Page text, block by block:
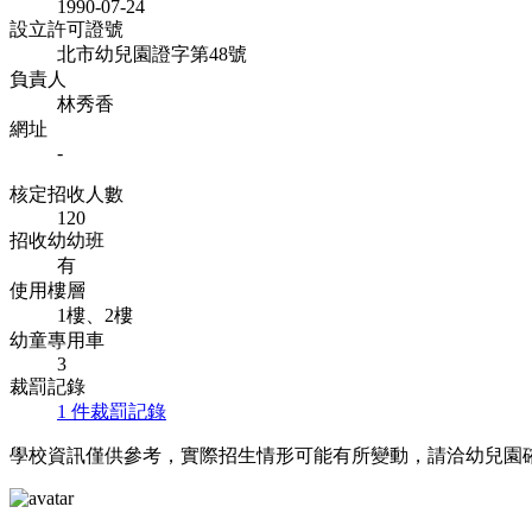
1990-07-24
設立許可證號
北市幼兒園證字第48號
負責人
林秀香
網址
-
核定招收人數
120
招收幼幼班
有
使用樓層
1樓、2樓
幼童專用車
3
裁罰記錄
1 件裁罰記錄
學校資訊僅供參考，實際招生情形可能有所變動，請洽幼兒園